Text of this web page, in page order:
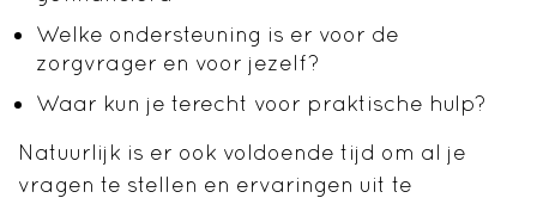
Welke ondersteuning is er voor de
zorgvrager en voor jezelf?
Waar kun je terecht voor praktische hulp?
Natuurlijk is er ook voldoende tijd om al je
vragen te stellen en ervaringen uit te